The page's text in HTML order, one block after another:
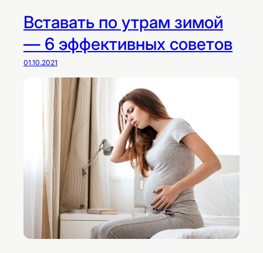
Вставать по утрам зимой
— 6 эффективных советов
01.10.2021